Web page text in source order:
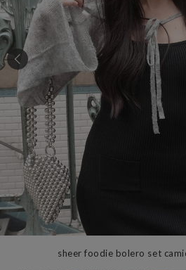
sheer foodie bolero set